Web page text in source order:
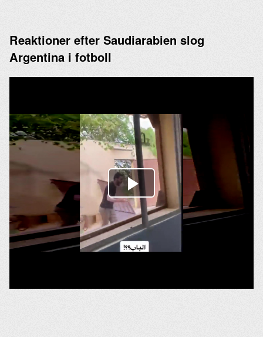
Reaktioner efter Saudiarabien slog
Argentina i fotboll